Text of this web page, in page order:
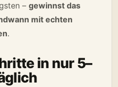
– gewinnst das
mit echten
.
in nur 5–